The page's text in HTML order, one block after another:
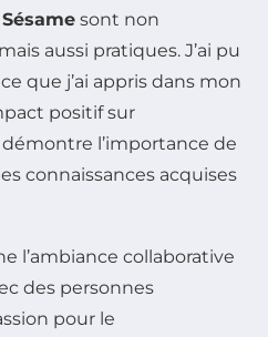
sont non
aussi pratiques. J’ai pu
que j’ai appris dans mon
positif sur
démontre l’importance de
connaissances acquises
l’ambiance collaborative
des personnes
pour le